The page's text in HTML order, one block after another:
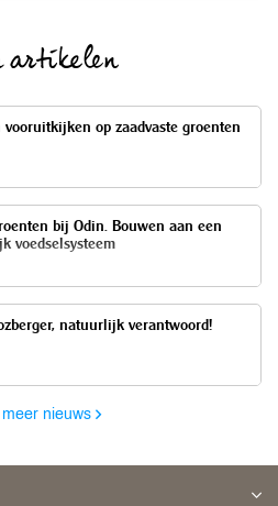
artikelen
vooruitkijken op zaadvaste groenten
bij Odin. Bouwen aan een
voedselsysteem
natuurlijk verantwoord!
meer nieuws